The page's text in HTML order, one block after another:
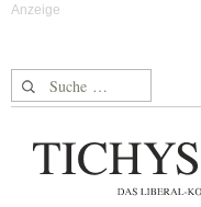
Suche nach: